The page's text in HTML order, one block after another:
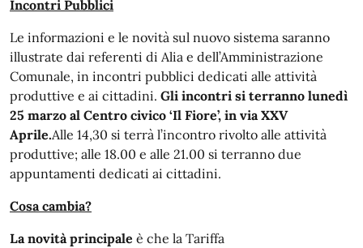
Incontri Pubblici
Le informazioni e le novità sul nuovo sistema saranno
illustrate dai referenti di Alia e dell’Amministrazione
Comunale, in incontri pubblici dedicati alle attività
produttive e ai cittadini. Gli incontri si terranno lunedì
25 marzo al Centro civico ‘Il Fiore’, in via XXV
Aprile.Alle 14,30 si terrà l’incontro rivolto alle attività
produttive; alle 18.00 e alle 21.00 si terranno due
appuntamenti dedicati ai cittadini.
Cosa cambia?
La novità principale è che la Tariffa